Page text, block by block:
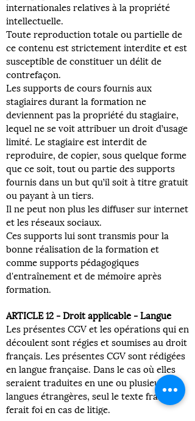
internationales relatives à la propriété
intellectuelle.
Toute reproduction totale ou partielle de
ce contenu est strictement interdite et est
susceptible de constituer un délit de
contrefaçon.
Les supports de cours fournis aux
stagiaires durant la formation ne
deviennent pas la propriété du stagiaire,
lequel ne se voit attribuer un droit d’usage
limité. Le stagiaire est interdit de
reproduire, de copier, sous quelque forme
que ce soit, tout ou partie des supports
fournis dans un but qu’il soit à titre gratuit
ou payant à un tiers.
Il ne peut non plus les diffuser sur internet
et les réseaux sociaux.
Ces supports lui sont transmis pour la
bonne réalisation de la formation et
comme supports pédagogiques
d'entraînement et de mémoire après
formation.
ARTICLE 12 - Droit applicable - Langue
Les présentes CGV et les opérations qui en
découlent sont régies et soumises au droit
français. Les présentes CGV sont rédigées
en langue française. Dans le cas où elles
seraient traduites en une ou plusieurs
langues étrangères, seul le texte français
ferait foi en cas de litige.